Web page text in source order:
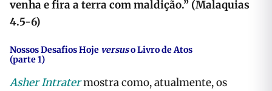
venha e fira a terra com maldição.” (Malaquias
4.5-6)
Nossos Desafios Hoje versuso Livro de Atos
(parte 1)
Asher Intratermostra como, atualmente, os